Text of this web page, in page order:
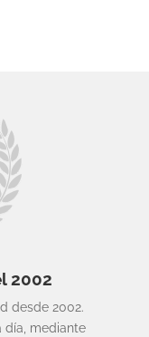
2002
desde 2002.
día, mediante